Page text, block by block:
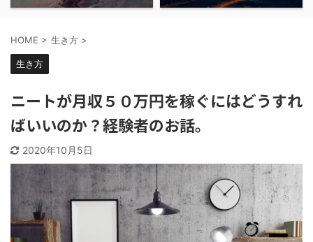
HOME > 生き方 >
生き方
ニートが月収５０万円を稼ぐにはどうすれ
ばいいのか？経験者のお話。
2020年10月5日